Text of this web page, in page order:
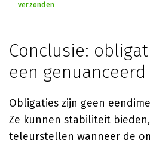
verzonden
Conclusie:
een
Obligaties zijn geen
Ze kunnen stabiliteit
teleurstellen wanneer de